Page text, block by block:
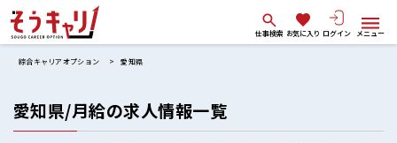
仕事検索 お気に入り ログイン メニュー
綜合キャリアオプション 愛知県
愛知県/月給の求人情報一覧